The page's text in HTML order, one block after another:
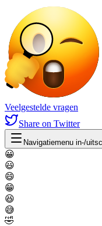
Veelgestelde vragen
Share on Twitter
Navigatiemenu in-/
😀
😃
😄
😁
😆
😅
🤣